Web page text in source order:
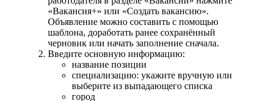
«Вакансия+» или «Создать вакансию».
Объявление можно составить с помощью
шаблона, доработать ранее сохранённый
черновик или начать заполнение сначала.
Введите основную информацию:
название позиции
специализацию: укажите вручную или
выберите из выпадающего списка
город